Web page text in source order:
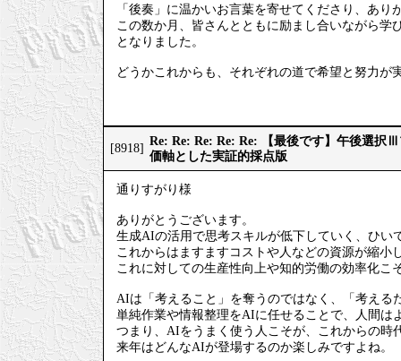
「後奏」に温かいお言葉を寄せてくださり、あり
この数か月、皆さんとともに励まし合いながら
となりました。
どうかこれからも、それぞれの道で希望と努力が
[8918]
Re: Re: Re: Re: Re: 【最後です】午後選択
価軸とした実証的採点版
通りすがり様
ありがとうございます。
生成AIの活用で思考スキルが低下していく、ひい
これからはますますコストや人などの資源が縮小
これに対しての生産性向上や知的労働の効率化こ
AIは「考えること」を奪うのではなく、「考える
単純作業や情報整理をAIに任せることで、人間は
つまり、AIをうまく使う人こそが、これからの時
来年はどんなAIが登場するのか楽しみですよね。